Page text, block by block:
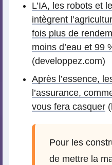
L’IA, les robots et
intègrent
fois plus de
moins d’eau et 99
(developpez.com)
Après l’essence,
l’assurance,
vous fera casquer
Pour les
de mettre la